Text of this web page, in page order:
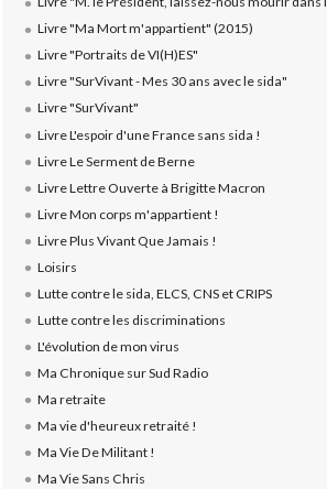
Livre "Ma Mort m'appartient" (2015)
Livre "Portraits de VI(H)ES"
Livre "SurVivant - Mes 30 ans avec le sida"
Livre "SurVivant"
Livre L'espoir d'une France sans sida !
Livre Le Serment de Berne
Livre Lettre Ouverte à Brigitte Macron
Livre Mon corps m'appartient !
Livre Plus Vivant Que Jamais !
Loisirs
Lutte contre le sida, ELCS, CNS et CRIPS
Lutte contre les discriminations
L'évolution de mon virus
Ma Chronique sur Sud Radio
Ma retraite
Ma vie d'heureux retraité !
Ma Vie De Militant !
Ma Vie Sans Chris